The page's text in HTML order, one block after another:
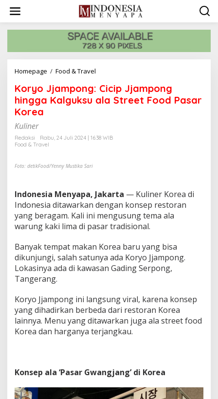
w
Homepage / Food & Travel
y
o
m
C
i
p
j
a
m
p
g
h
n
g
a
g
Koryo Jjampong: Cicip Jjampong
hingga Kalguksu ala Street Food Pasar
Korea
Kuliner
Redaksi
Rabu, 24 Juli 2024 | 16:38 WIB
Food & Travel
Foto: detikFood/Yenny Mustika Sari
Indonesia Menyapa, Jakarta — Kuliner Korea di
Indonesia ditawarkan dengan konsep restoran
yang beragam. Kali ini mengusung tema ala
warung kaki lima di pasar tradisional.
Banyak tempat makan Korea baru yang bisa
dikunjungi, salah satunya ada Koryo Jjampong.
Lokasinya ada di kawasan Gading Serpong,
Tangerang.
Koryo Jjampong ini langsung viral, karena konsep
yang dihadirkan berbeda dari restoran Korea
lainnya. Menu yang ditawarkan juga ala street food
Korea dan harganya terjangkau.
Konsep ala ‘Pasar Gwangjang’ di Korea